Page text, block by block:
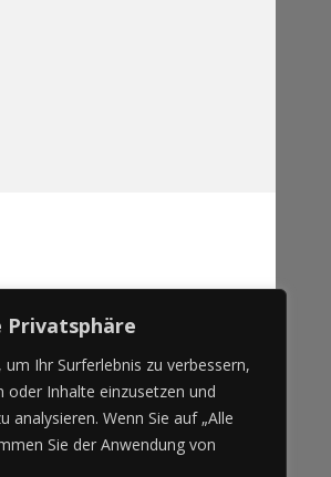
Privatsphäre
Ihr Surferlebnis zu verbessern,
oder Inhalte einzusetzen und
analysieren. Wenn Sie auf „Alle
Sie der Anwendung von